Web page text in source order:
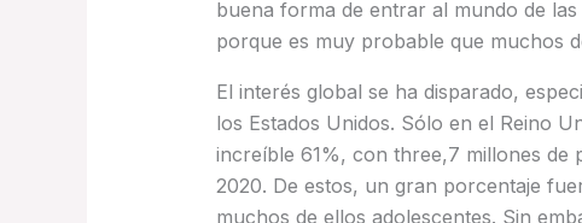
buena forma de entrar al mundo de
porque es muy probable que muchos
El interés global se ha disparado,
los Estados Unidos. Sólo en el Reino
increíble 61%, con three,7 millones de
2020. De estos, un gran porcentaje
muchos de ellos adolescentes. Sin